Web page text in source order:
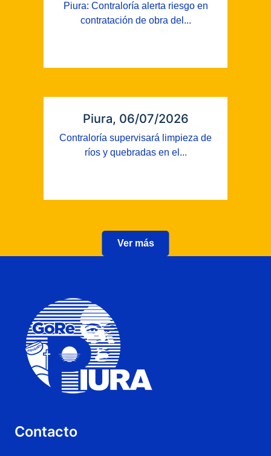
Piura: Contraloría alerta riesgo en
contratación de obra del...
Piura, 06/07/2026
Contraloría supervisará limpieza de
ríos y quebradas en el...
Ver más
Contacto